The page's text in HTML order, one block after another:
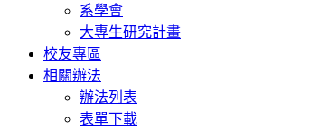
系學會
大專生研究計畫
校友專區
相關辦法
辦法列表
表單下載